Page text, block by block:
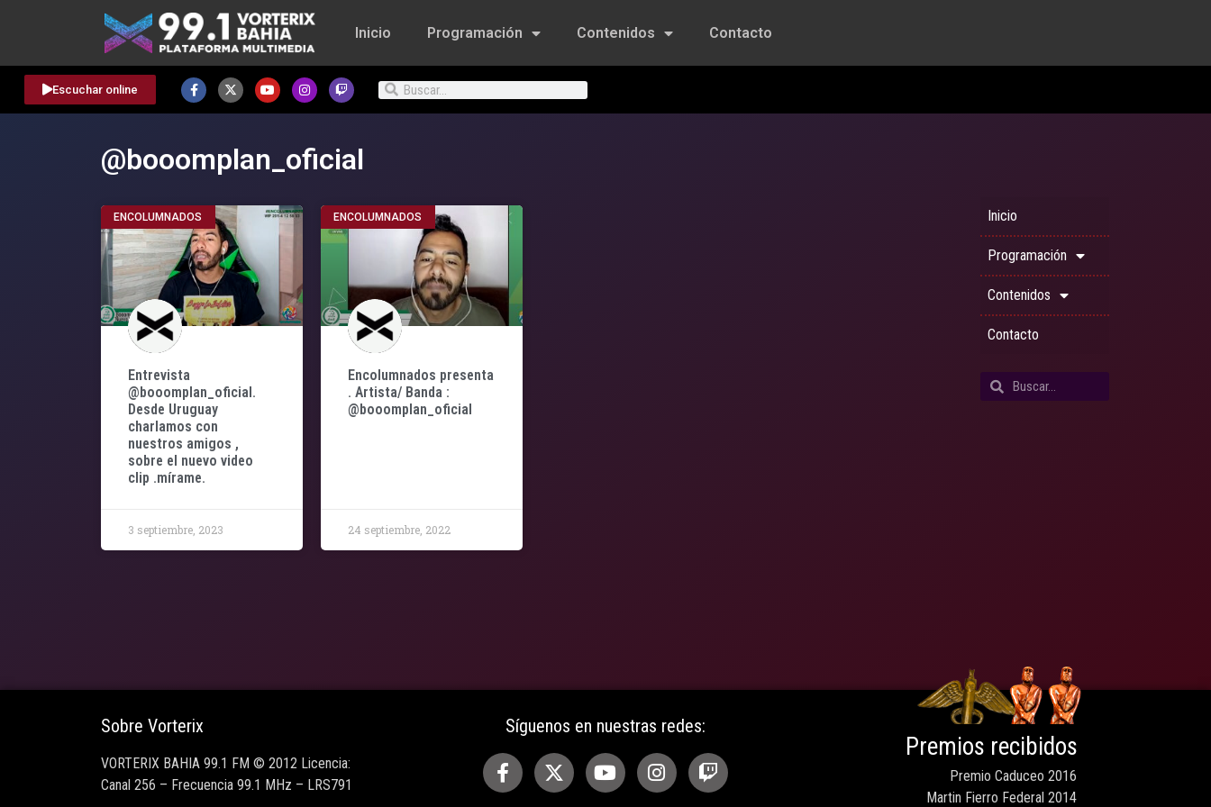
Inicio Programación Contenidos Contacto
Escuchar online
@booomplan_oficial
ENCOLUMNADOS
Entrevista
@booomplan_oficial.
Desde Uruguay
charlamos con
nuestros amigos ,
sobre el nuevo video
clip .mírame.
3 septiembre, 2023
ENCOLUMNADOS
Encolumnados presenta
. Artista/ Banda :
@booomplan_oficial
24 septiembre, 2022
Inicio
Programación
Contenidos
Contacto
Sobre Vorterix
VORTERIX BAHIA 99.1 FM © 2012 Licencia:
Canal 256 – Frecuencia 99.1 MHz – LRS791
Síguenos en nuestras redes:
Premios recibidos
Premio Caduceo 2016
Martin Fierro Federal 2014